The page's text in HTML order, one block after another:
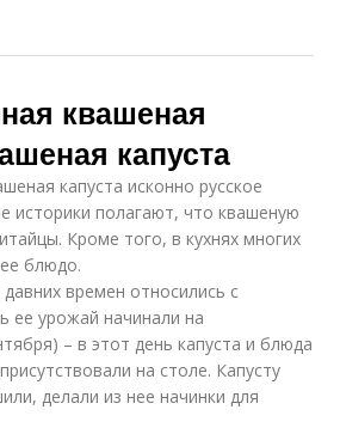
квашеная
капуста
капуста исконно русское
историки полагают, что квашеную
Кроме того, в кухнях многих
блюдо.
времен относились с
ее урожай начинали на
– в этот день капуста и блюда
на столе. Капусту
делали из нее начинки для